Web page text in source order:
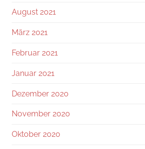
August 2021
März 2021
Februar 2021
Januar 2021
Dezember 2020
November 2020
Oktober 2020